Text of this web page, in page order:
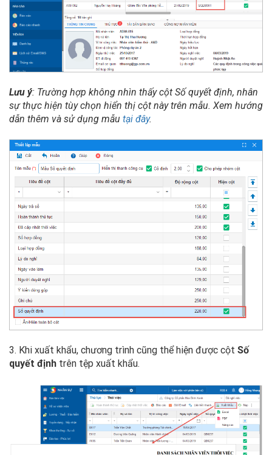
Lưu ý: Trường hợp không nhìn thấy cột Số quyết định, nhân
sự thực hiện tùy chọn hiển thị cột này trên mẫu. Xem hướng
dẫn thêm và sử dụng mẫu tại đây.
3. Khi xuất khẩu, chương trình cũng thể hiện được cột Số
quyết định trên tệp xuất khẩu.